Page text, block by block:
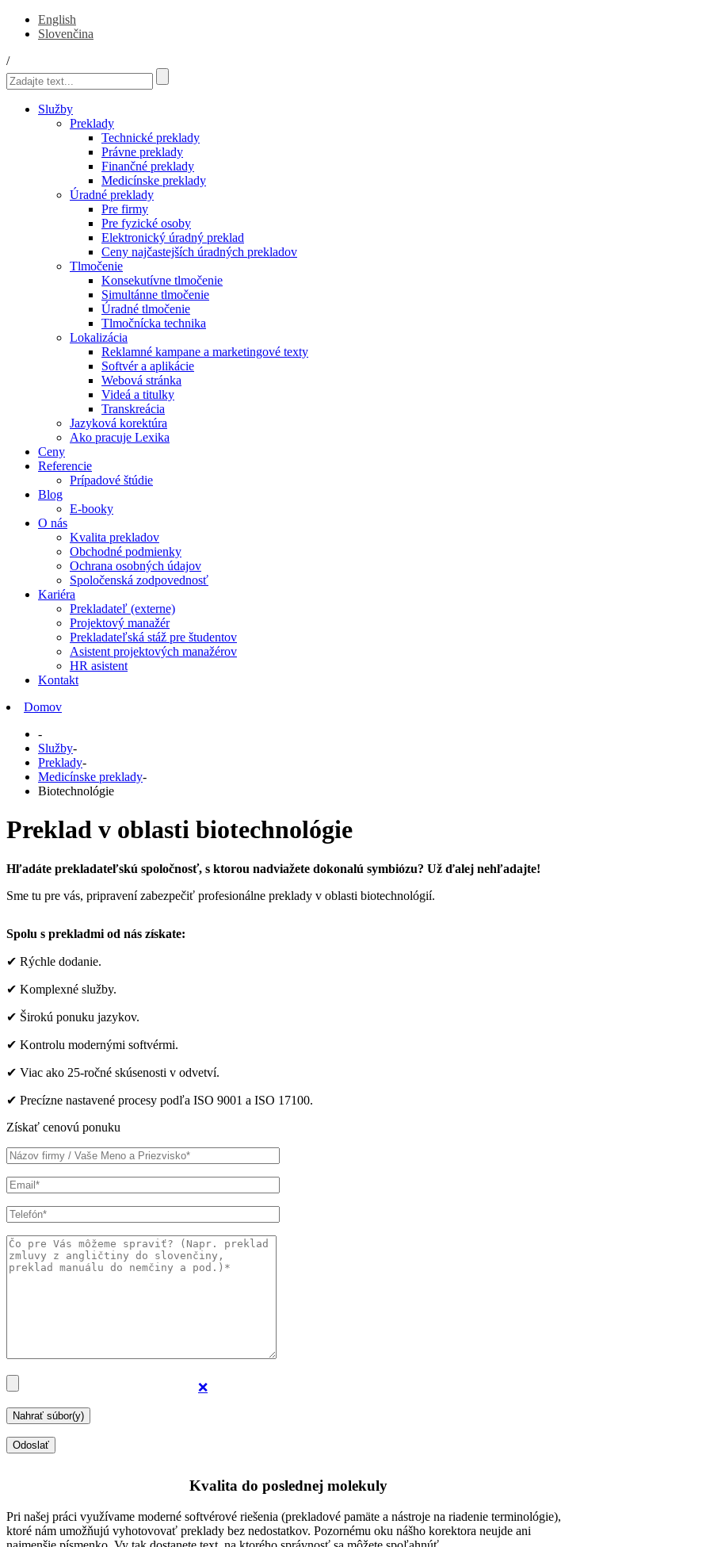
English
Slovenčina
/
Služby
Preklady
Technické preklady
Právne preklady
Finančné preklady
Medicínske preklady
Úradné preklady
Pre firmy
Pre fyzické osoby
Elektronický úradný preklad
Ceny najčastejších úradných prekladov
Tlmočenie
Konsekutívne tlmočenie
Simultánne tlmočenie
Úradné tlmočenie
Tlmočnícka technika
Lokalizácia
Reklamné kampane a marketingové texty
Softvér a aplikácie
Webová stránka
Videá a titulky
Transkreácia
Jazyková korektúra
Ako pracuje Lexika
Ceny
Referencie
Prípadové štúdie
Blog
E-booky
O nás
Kvalita prekladov
Obchodné podmienky
Ochrana osobných údajov
Spoločenská zodpovednosť
Kariéra
Prekladateľ (externe)
Projektový manažér
Prekladateľská stáž pre študentov
Asistent projektových manažérov
HR asistent
Kontakt
Domov
-
Služby-
Preklady-
Medicínske preklady-
Biotechnológie
Preklad v oblasti biotechnológie
Hľadáte prekladateľskú spoločnosť, s ktorou nadviažete dokonalú symbiózu? Už ďalej nehľadajte!
Sme tu pre vás, pripravení zabezpečiť profesionálne preklady v oblasti biotechnológií.
Spolu s prekladmi od nás získate:
✔ Rýchle dodanie.
✔ Komplexné služby.
✔ Širokú ponuku jazykov.
✔ Kontrolu modernými softvérmi.
✔ Viac ako 25-ročné skúsenosti v odvetví.
✔ Precízne nastavené procesy podľa ISO 9001 a ISO 17100.
Získať cenovú ponuku
❌
Kvalita do poslednej molekuly
Pri našej práci využívame moderné softvérové riešenia (prekladové pamäte a nástroje na riadenie terminológie),
ktoré nám umožňujú vyhotovovať preklady bez nedostatkov. Pozornému oku nášho korektora neujde ani